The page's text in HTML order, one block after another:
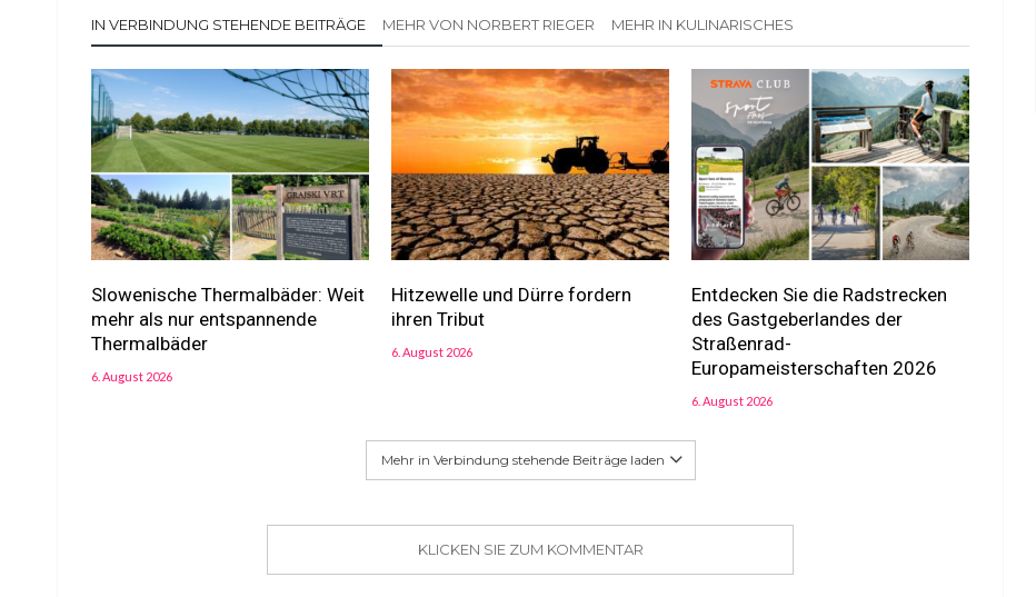
IN VERBINDUNG STEHENDE BEITRÄGE MEHR VON NORBERT RIEGER MEHR IN KULINARISCHES
Slowenische Thermalbäder: Weit
mehr als nur entspannende
Thermalbäder
6. August 2026
Hitzewelle und Dürre fordern
ihren Tribut
6. August 2026
Entdecken Sie die Radstrecken
des Gastgeberlandes der
Straßenrad-
Europameisterschaften 2026
6. August 2026
Mehr in Verbindung stehende Beiträge laden
KLICKEN SIE ZUM KOMMENTAR